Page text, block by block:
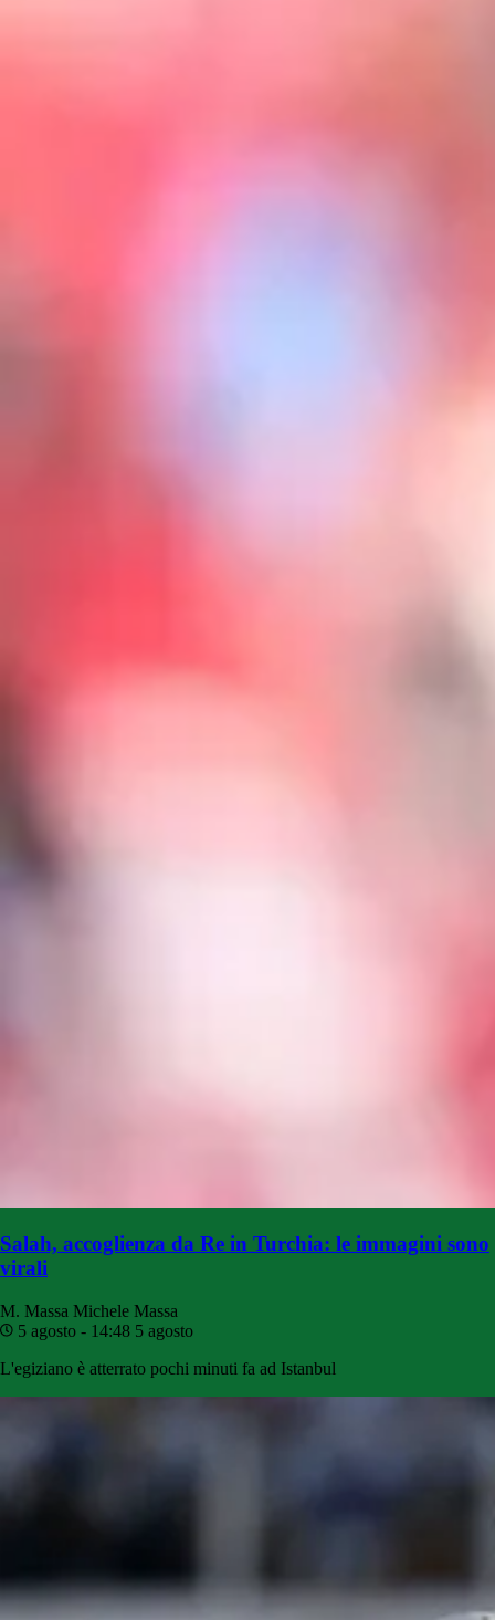
Salah, accoglienza da Re in Turchia: le immagini sono
virali
M. Massa Michele Massa
5 agosto - 14:48 5 agosto
L'egiziano è atterrato pochi minuti fa ad Istanbul